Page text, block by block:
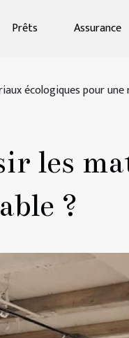
Prêts Assurance
écologiques pour une
les
?